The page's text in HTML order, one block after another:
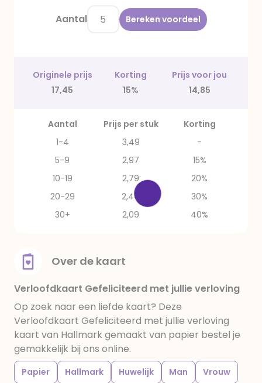
Aantal Bereken voordeel
Originele prijs Korting
Prijs voor jou
17,45
15% 14,85
Aantal Prijs per stuk
Korting
1-4
3,49
-
5-9
2,97
15%
10-19
2,79
20%
20-29
2,44
30%
30+
2,09 40%
Over de kaart
Verloofdkaart Gefeliciteerd met jullie verloving
Op zoek naar een liefde kaart? Deze
Verloofdkaart Gefeliciteerd met jullie verloving
kaart van Hallmark gemaakt van papier bestel je
gemakkelijk bij ons online.
Papier Hallmark Huwelijk Man Vrouw